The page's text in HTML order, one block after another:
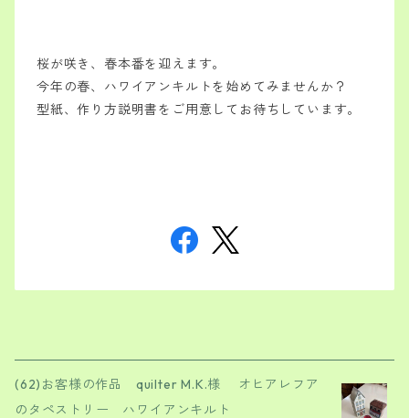
桜が咲き、春本番を迎えます。
今年の春、ハワイアンキルトを始めてみませんか？
型紙、作り方説明書をご用意してお待ちしています。
(62)お客様の作品 quilter M.K.様 オヒアレフア
のタペストリー ハワイアンキルト